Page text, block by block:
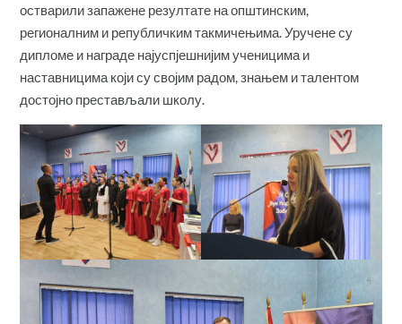
остварили запажене резултате на општинским,
регионалним и републичким такмичењима. Уручене су
дипломе и награде најуспјешнијим ученицима и
наставницима који су својим радом, знањем и талентом
достојно престављали школу.